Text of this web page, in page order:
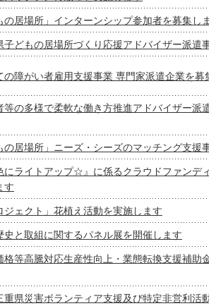
の居場所」インターンシップ参加者を募集しま
どもの居場所づくり応援アドバイザー派遣事
の障がい者雇用支援事業 専門家派遣企業を募
等の多様で柔軟な働き方推進アドバイザー派遣
の居場所」ニーズ・シーズのマッチング支援事
にライトアップ☆』に係るクラウドファンディ
す
ジェクト」花植え活動を実施します
史と取組に関するパネル展を開催します
格等高騰対応生産性向上・業態転換支援補助金
重県災害ボランティア支援及び特定非営利活動